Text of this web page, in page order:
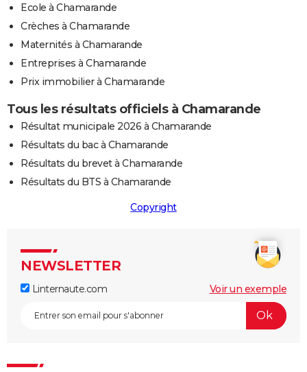
Ecole à Chamarande
Crèches à Chamarande
Maternités à Chamarande
Entreprises à Chamarande
Prix immobilier à Chamarande
Tous les résultats officiels à Chamarande
Résultat municipale 2026 à Chamarande
Résultats du bac à Chamarande
Résultats du brevet à Chamarande
Résultats du BTS à Chamarande
Copyright
NEWSLETTER
Linternaute.com Voir un exemple